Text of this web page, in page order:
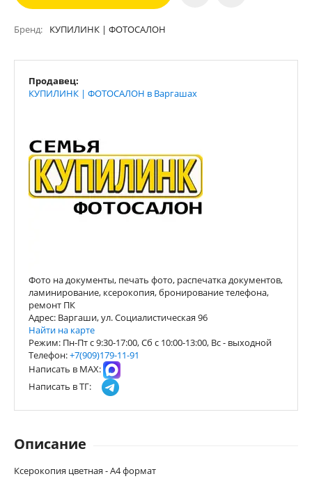
Бренд КУПИЛИНК | ФОТОСАЛОН
Продавец:
КУПИЛИНК | ФОТОСАЛОН в Варгашах
Фото на документы, печать фото, распечатка документов,
ламинирование, ксерокопия, бронирование телефона,
ремонт ПК
Адрес: Варгаши, ул. Социалистическая 96
Найти на карте
Режим: Пн-Пт с 9:30-17:00, Сб с 10:00-13:00, Вс - выходной
Телефон:+7(909)179-11-91
Написать в МАХ:
Написать в ТГ:
Описание
Ксерокопия цветная - А4 формат